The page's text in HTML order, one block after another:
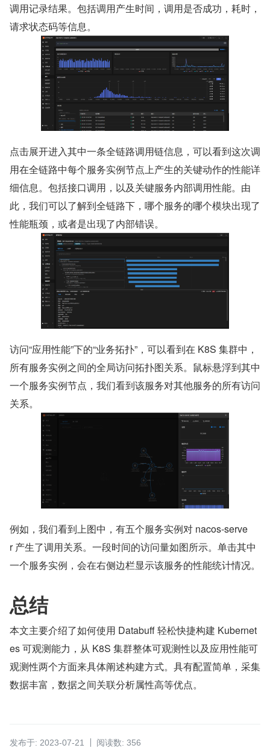
调用记录结果。包括调用产生时间，调用是否成功，耗时，
请求状态码等信息。
点击展开进入其中一条全链路调用链信息，可以看到这次调
用在全链路中每个服务实例节点上产生的关键动作的性能详
细信息。包括接口调用，以及关键服务内部调用性能。由
此，我们可以了解到全链路下，哪个服务的哪个模块出现了
性能瓶颈，或者是出现了内部错误。
访问“应用性能”下的“业务拓扑”，可以看到在 K8S 集群中，
所有服务实例之间的全局访问拓扑图关系。鼠标悬浮到其中
一个服务实例节点，我们看到该服务对其他服务的所有访问
关系。
例如，我们看到上图中，有五个服务实例对 nacos-serve
r 产生了调用关系。一段时间的访问量如图所示。单击其中
一个服务实例，会在右侧边栏显示该服务的性能统计情况。
总结
本文主要介绍了如何使用 Databuff 轻松快捷构建 Kubernet
es 可观测能力，从 K8S 集群整体可观测性以及应用性能可
观测性两个方面来具体阐述构建方式。具有配置简单，采集
数据丰富，数据之间关联分析属性高等优点。
发布于: 2023-07-21 阅读数: 356